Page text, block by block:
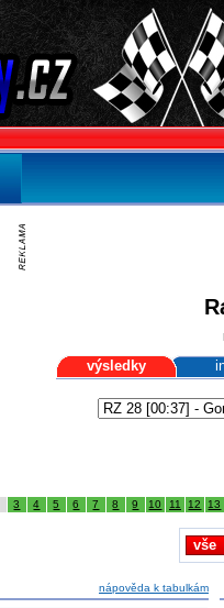
výsledky
3 4 5 6 7 8 9 10 11 12 13
vše
nápověda k tabulkám